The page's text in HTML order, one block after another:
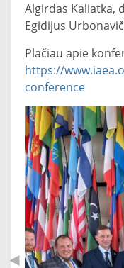
Algirdas Kaliatka,
Egidijus
Plačiau apie
https://
conference